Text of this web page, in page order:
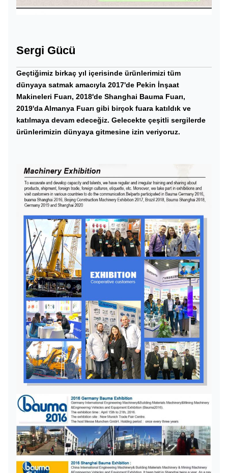
Sergi Gücü
Geçtiğimiz birkaç yıl içerisinde ürünlerimizi tüm
dünyaya satmak amacıyla 2017'de Pekin İnşaat
Makineleri Fuarı, 2018'de Shanghai Bauma Fuarı,
2019'da Almanya Fuarı gibi birçok fuara katıldık ve
katılmaya devam edeceğiz. Gelecekte çeşitli sergilerde
ürünlerimizin dünyaya gitmesine izin veriyoruz.